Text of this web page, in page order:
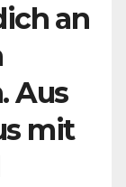
an
Aus
mit